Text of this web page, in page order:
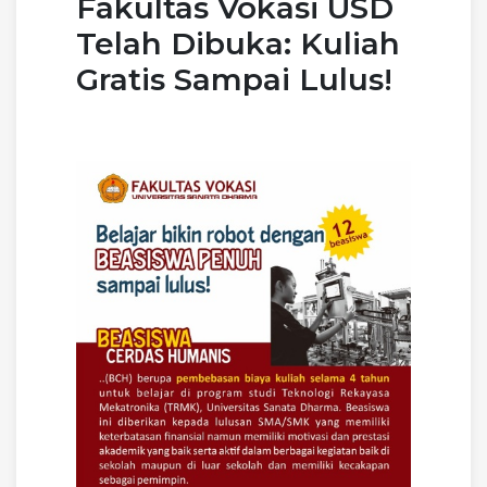
Fakultas Vokasi USD
Telah Dibuka: Kuliah
Gratis Sampai Lulus!